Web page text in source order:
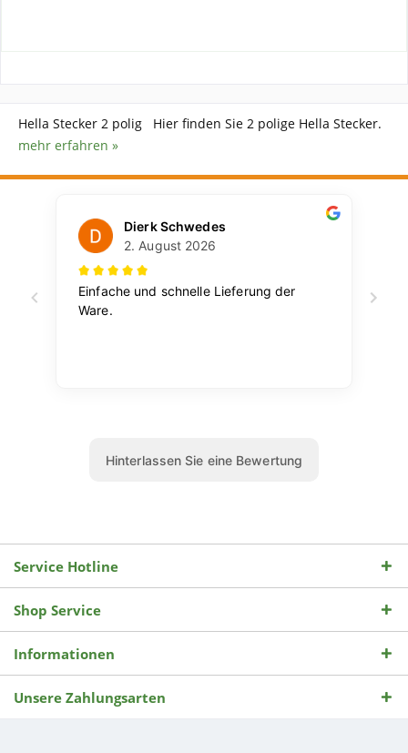
Hella Stecker 2 polig Hier finden Sie 2 polige Hella Stecker.
mehr erfahren »
Service Hotline
Shop Service
Informationen
Unsere Zahlungsarten